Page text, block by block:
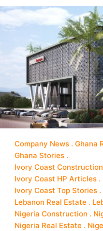
Company News
Ghana
Ghana Stories
Ivory Coast
Ivory Coast HP Articles
Ivory Coast Top Stories
Lebanon Real Estate
Nigeria Construction
Nigeria Real Estate